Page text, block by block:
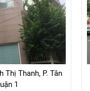
Thị Thanh, P. Tân
1